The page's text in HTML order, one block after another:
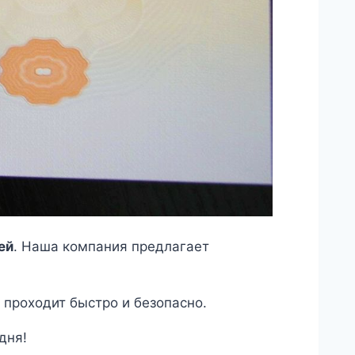
. Наша компания предлагает
проходит быстро и безопасно.